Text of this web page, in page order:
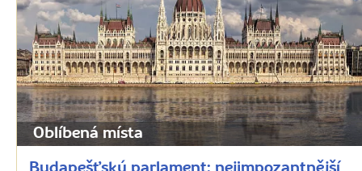
Oblíbená místa